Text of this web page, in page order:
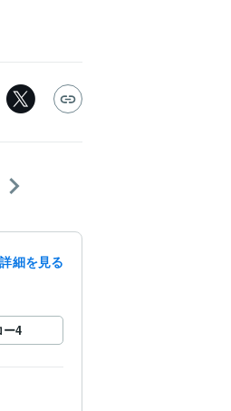
細を見る
ー4